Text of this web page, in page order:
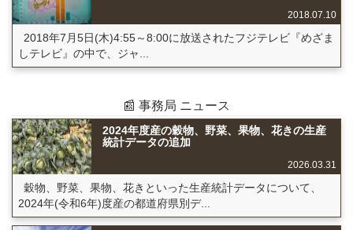
2018.07.10
2018年7月5日(木)4:55～8:00に放送されたフジテレビ『めざま
しテレビ』の中で、ジャ...
📰 事務局 ニュース
2024年度産の穀物、野菜、果物、花きの生産
統計データの追加
2026.03.31
穀物、野菜、果物、花きといった生産統計データについて、
2024年(令和6年)度産の都道府県別デ...